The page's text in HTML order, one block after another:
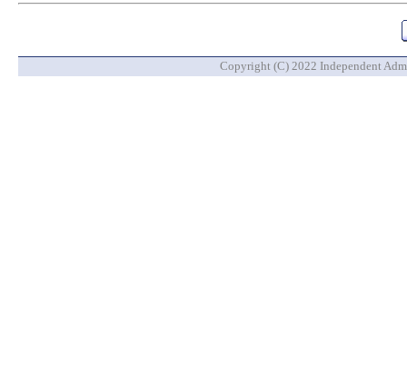
Copyright (C) 2022 Independent